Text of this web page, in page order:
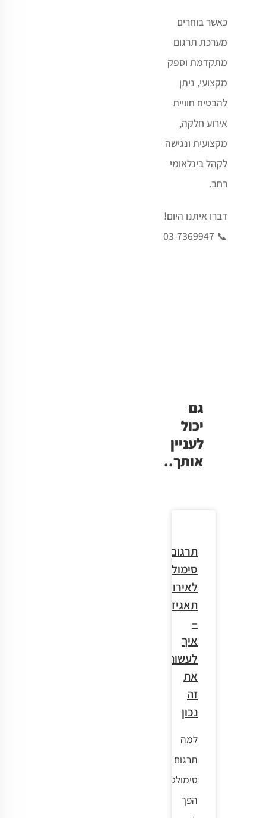
כאשר בוחרים
מערכת תרגום
מתקדמת וספק
מקצועי, ניתן
להבטיח חוויית
אירוע חלקה,
מקצועית ונגישה
לקהל בינלאומי
רחב.
דברו איתנו היום!
📞 03-7369947
גם
יכול
לעניין
אותך..
תרגום
סימולטני
לאירועי
תאגיד
–
איך
לעשות
את
זה
נכון
למה
תרגום
סימולטני
הפך